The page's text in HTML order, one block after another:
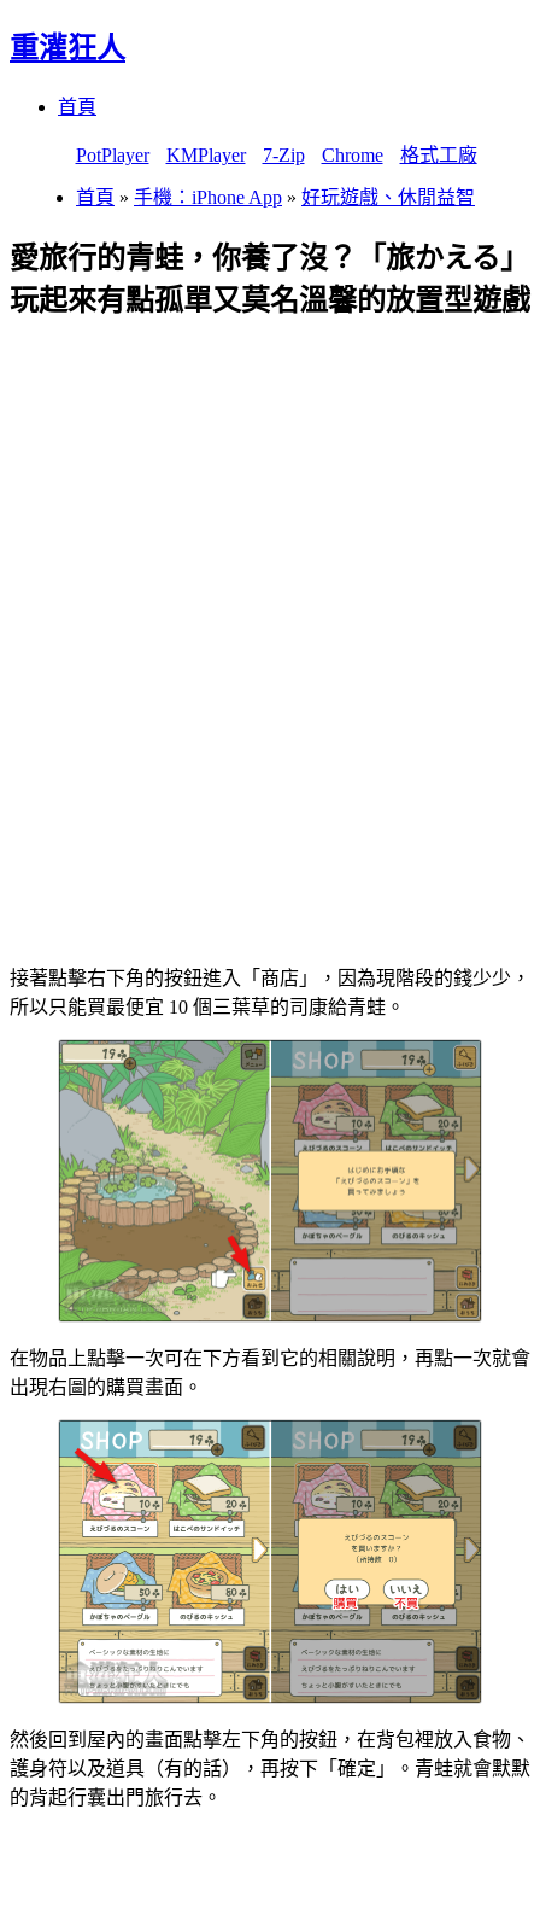
重灌狂人
首頁
PotPlayer KMPlayer 7-Zip Chrome 格式工廠
首頁 » 手機：iPhone App » 好玩遊戲、休閒益智
愛旅行的青蛙，你養了沒？「旅かえる」
玩起來有點孤單又莫名溫馨的放置型遊戲
接著點擊右下角的按鈕進入「商店」，因為現階段的錢少少，
所以只能買最便宜 10 個三葉草的司康給青蛙。
在物品上點擊一次可在下方看到它的相關說明，再點一次就會
出現右圖的購買畫面。
然後回到屋內的畫面點擊左下角的按鈕，在背包裡放入食物、
護身符以及道具（有的話），再按下「確定」。青蛙就會默默
的背起行囊出門旅行去。